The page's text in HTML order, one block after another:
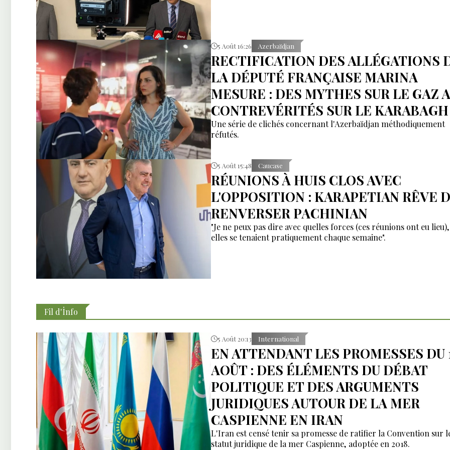
5 Août 16:26 Azerbaïdjan
RECTIFICATION DES ALLÉGATIONS
LA DÉPUTÉ FRANÇAISE MARINA
MESURE : DES MYTHES SUR LE GAZ
CONTREVÉRITÉS SUR LE KARABAGH
Une série de clichés concernant l'Azerbaïdjan méthodiquement
réfutés.
5 Août 15:48 Caucase
RÉUNIONS À HUIS CLOS AVEC
L'OPPOSITION : KARAPETIAN RÊVE
RENVERSER PACHINIAN
"Je ne peux pas dire avec quelles forces (ces réunions ont eu
elles se tenaient pratiquement chaque semaine".
Fil d'İnfo
5 Août 20:13 International
EN ATTENDANT LES PROMESSES DU
AOÛT : DES ÉLÉMENTS DU DÉBAT
POLITIQUE ET DES ARGUMENTS
JURIDIQUES AUTOUR DE LA MER
CASPIENNE EN IRAN
L'Iran est censé tenir sa promesse de ratifier la Convention sur
statut juridique de la mer Caspienne, adoptée en 2018.